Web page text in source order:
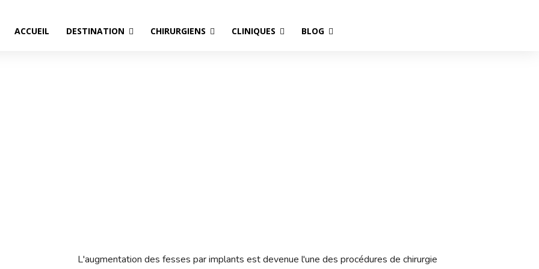
ACCUEIL DESTINATION CHIRURGIENS CLINIQUES BLOG
L'augmentation des fesses par implants est devenue l'une des procédures de chirurgie